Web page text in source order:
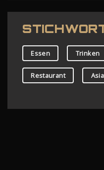
Essen Trinken
Restaurant